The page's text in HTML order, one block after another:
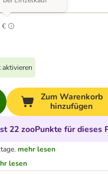
€
Zum Warenkorb
hinzufügen
22 zooPunkte für dieses
mehr lesen
lesen